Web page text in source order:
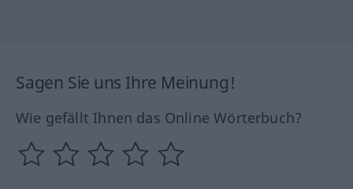
Sagen Sie uns Ihre Meinung!
Wie gefällt Ihnen das Online Wörterbuch?